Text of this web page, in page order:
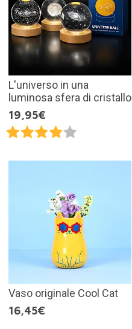
L'universo in una
luminosa sfera di cristallo
19,95€
Vaso originale Cool Cat
16,45€